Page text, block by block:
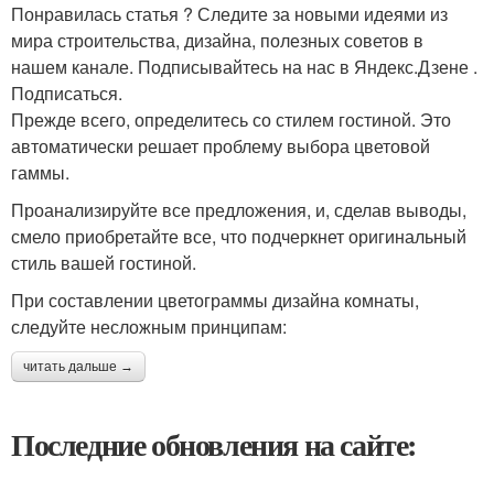
Понравилась статья ? Следите за новыми идеями из
мира строительства, дизайна, полезных советов в
нашем канале. Подписывайтесь на нас в Яндекс.Дзене .
Подписаться.
Прежде всего, определитесь со стилем гостиной. Это
автоматически решает проблему выбора цветовой
гаммы.
Проанализируйте все предложения, и, сделав выводы,
смело приобретайте все, что подчеркнет оригинальный
стиль вашей гостиной.
При составлении цветограммы дизайна комнаты,
следуйте несложным принципам:
читать дальше →
Последние обновления на сайте: